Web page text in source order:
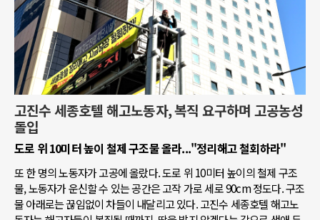
고진수 세종호텔 해고노동자, 복직 요구하며 고공농성
돌입
도로 위 10미터 높이 철제 구조물 올라..."정리해고 철회하라"
또 한 명의 노동자가 고공에 올랐다. 도로 위 10미터 높이의 철제 구조
물, 노동자가 운신할 수 있는 공간은 고작 가로 세로 90cm 정도다. 구조
물 아래로는 끊임없이 차들이 내달리고 있다. 고진수 세종호텔 해고노